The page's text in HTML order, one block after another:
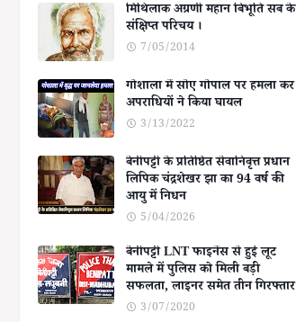
मिथिलाक अग्रणी महान बिभूति सब के
संक्षिप्त परिचय ।
7/05/2014
गोशाला में सोए गोपाल पर हमला कर
अपराधियों ने किया घायल
3/13/2022
बेनीपट्टी के प्रतिष्ठित सेवानिवृत्त प्रधान
लिपिक चंद्रशेखर झा का 94 वर्ष की
आयु में निधन
5/04/2026
बेनीपट्टी LNT फाइनेंस से हुई लूट
मामले में पुलिस को मिली बड़ी
सफलता, लाइनर समेत तीन गिरफ्तार
3/07/2020